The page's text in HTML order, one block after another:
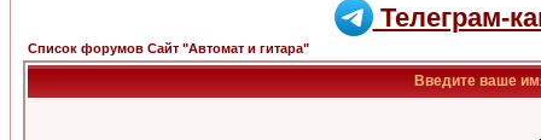
Телеграм-
Список форумов Сайт "Автомат и гитара"
Введите ваше